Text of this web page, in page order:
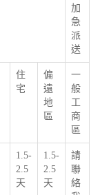
加
急
派
送
住
宅
偏
遠
地
區
一
般
工
商
區
1.5-
2.5
天
1.5-
2.5
天
請
聯
絡